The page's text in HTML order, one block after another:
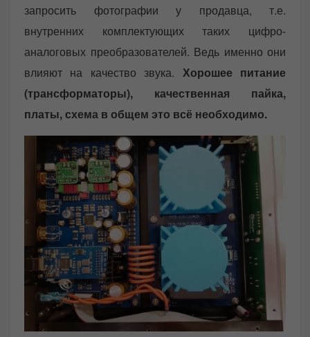
запросить фотографии у продавца, т.е.
внутренних комплектующих таких цифро-
аналоговых преобразователей. Ведь именно они
влияют на качество звука. Хорошее питание
(трансформаторы), качественная пайка,
платы, схема в общем это всё необходимо.